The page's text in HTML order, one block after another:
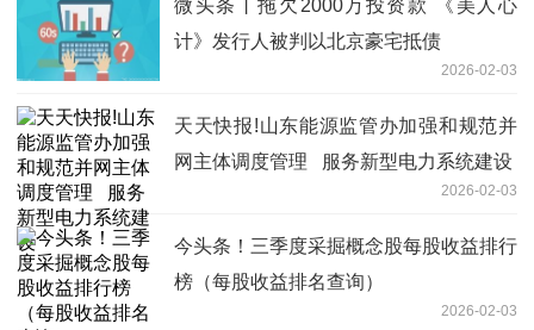
微头条丨拖欠2000万投资款 《美人心
计》发行人被判以北京豪宅抵债
2026-02-03
天天快报!山东能源监管办加强和规范并
网主体调度管理 服务新型电力系统建设
2026-02-03
今头条！三季度采掘概念股每股收益排行
榜（每股收益排名查询）
2026-02-03